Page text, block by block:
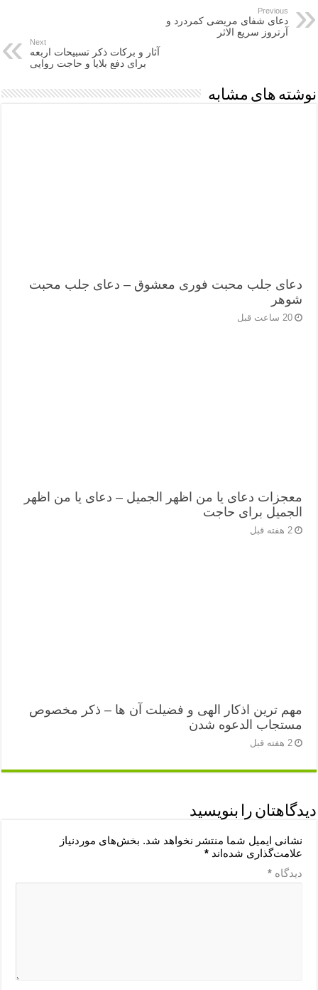
Previous
دعای شفای مریضی کمردرد و
آرتروز سریع الاثر
Next
آثار و برکات ذکر تسبیحات اربعه
برای دفع بلایا و حاجت روایی
نوشته های مشابه
دعای جلب محبت فوری معشوق – دعای جلب محبت
شوهر
20 ساعت قبل
معجزات دعای یا من اظهر الجمیل – دعای یا من اظهر
الجمیل برای حاجت
2 هفته قبل
مهم ترین اذکار الهی و فضیلت آن ها – ذکر مخصوص
مستجاب الدعوه شدن
2 هفته قبل
دیدگاهتان را بنویسید
نشانی ایمیل شما منتشر نخواهد شد. بخش‌های موردنیاز
علامت‌گذاری شده‌اند*
دیدگاه*